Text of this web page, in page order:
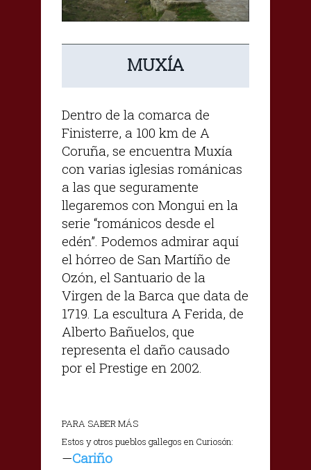
MUXÍA
Dentro de la comarca de
Finisterre, a 100 km de A
Coruña, se encuentra Muxía
con varias iglesias románicas
a las que seguramente
llegaremos con Mongui en la
serie “románicos desde el
edén”. Podemos admirar aquí
el hórreo de San Martíño de
Ozón, el Santuario de la
Virgen de la Barca que data de
1719. La escultura A Ferida, de
Alberto Bañuelos, que
representa el daño causado
por el Prestige en 2002.
PARA SABER MÁS
Estos y otros pueblos gallegos en Curiosón:
—Cariño